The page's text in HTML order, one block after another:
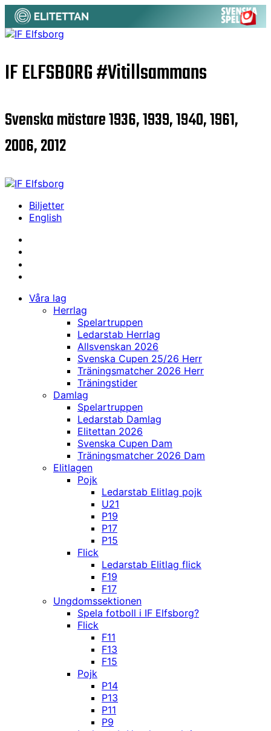
IF ELFSBORG#Vitillsammans
Svenska mästare 1936, 1939, 1940, 1961,
2006, 2012
Biljetter
English
Våra lag
Herrlag
Spelartruppen
Ledarstab Herrlag
Allsvenskan 2026
Svenska Cupen 25/26 Herr
Träningsmatcher 2026 Herr
Träningstider
Damlag
Spelartruppen
Ledarstab Damlag
Elitettan 2026
Svenska Cupen Dam
Träningsmatcher 2026 Dam
Elitlagen
Pojk
Ledarstab Elitlag pojk
U21
P19
P17
P15
Flick
Ledarstab Elitlag flick
F19
F17
Ungdomssektionen
Spela fotboll i IF Elfsborg?
Flick
F11
F13
F15
Pojk
P14
P13
P11
P9